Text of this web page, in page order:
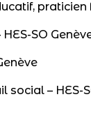
SO
social – HES-